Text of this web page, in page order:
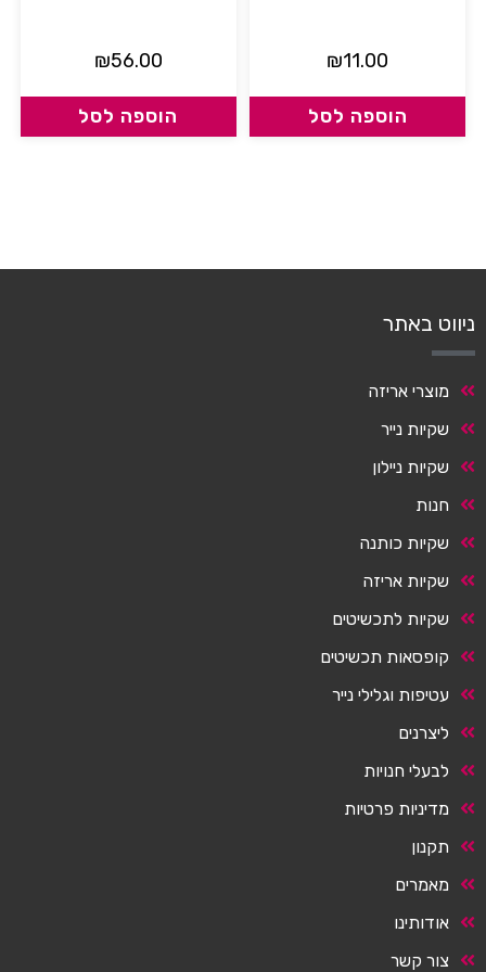
₪11.00
הוספה לסל
₪56.00
הוספה לסל
ניווט באתר
מוצרי אריזה
שקיות נייר
שקיות ניילון
חנות
שקיות כותנה
שקיות אריזה
שקיות לתכשיטים
קופסאות תכשיטים
עטיפות וגלילי נייר
ליצרנים
לבעלי חנויות
מדיניות פרטיות
תקנון
מאמרים
אודותינו
צור קשר